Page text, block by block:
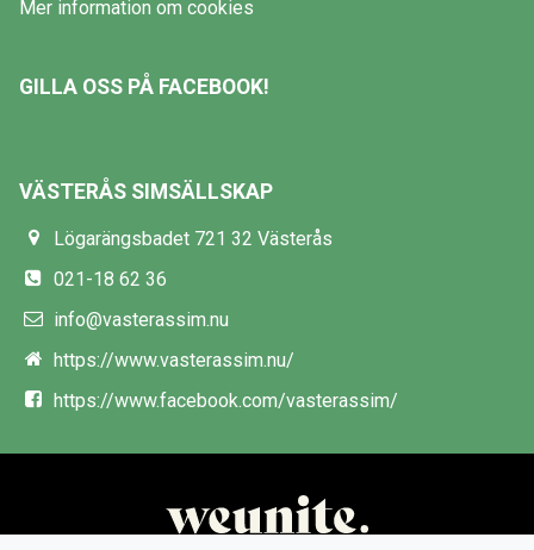
Mer information om cookies
GILLA OSS PÅ FACEBOOK!
VÄSTERÅS SIMSÄLLSKAP
Lögarängsbadet 721 32 Västerås
021-18 62 36
info@vasterassim.nu
https://www.vasterassim.nu/
https://www.facebook.com/vasterassim/